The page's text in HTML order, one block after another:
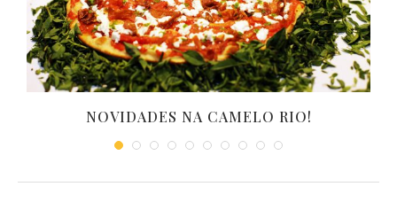
NOVIDADES NA CAMELO RIO!